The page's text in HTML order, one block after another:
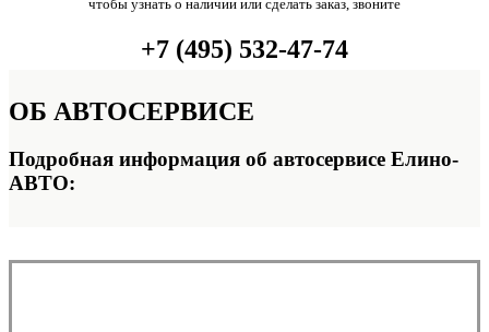
чтобы узнать о наличии или сделать заказ, звоните
+7 (495) 532-47-74
ОБ АВТОСЕРВИСЕ
Подробная информация об автосервисе Елино-
АВТО: